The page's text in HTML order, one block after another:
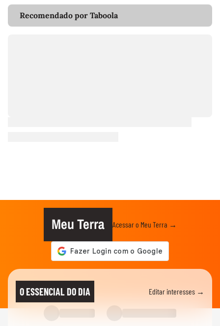
Recomendado por Taboola
Meu Terra Acessar o Meu Terra →
O ESSENCIAL DO DIA Editar interesses →